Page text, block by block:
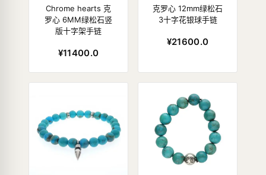
Chrome hearts 克
罗心 6MM绿松石竖
版十字架手链
¥11400.0
克罗心 12mm绿松石
3十字花银球手链
¥21600.0